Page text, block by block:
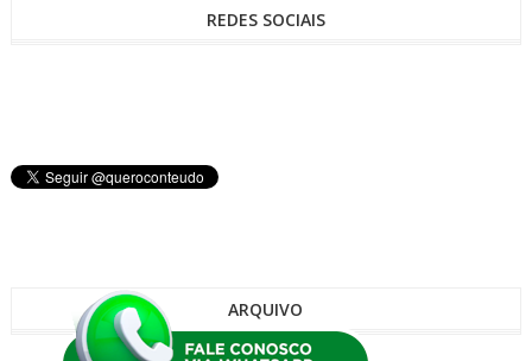
REDES SOCIAIS
ARQUIVO